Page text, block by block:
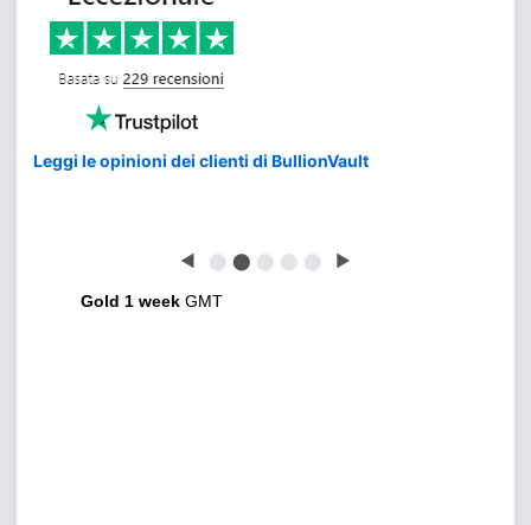
Leggi le opinioni dei clienti di BullionVault
◀ ⬤ ⬤ ⬤ ⬤ ⬤ ▶
Gold 1 week GMT